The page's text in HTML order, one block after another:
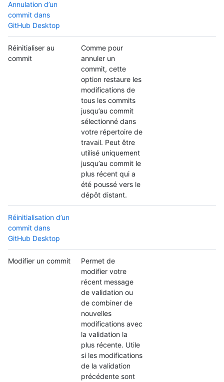
Annulation d’un
commit dans
GitHub Desktop
Réinitialiser au
commit
Comme pour
annuler un
commit, cette
option restaure les
modifications de
tous les commits
jusqu’au commit
sélectionné dans
votre répertoire de
travail. Peut être
utilisé uniquement
jusqu’au commit le
plus récent qui a
été poussé vers le
dépôt distant.
Réinitialisation d’un
commit dans
GitHub Desktop
Modifier un commit
Permet de
modifier votre
récent message
de validation ou
de combiner de
nouvelles
modifications avec
la validation la
plus récente. Utile
si les modifications
de la validation
précédente sont